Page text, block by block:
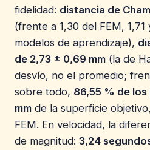
fidelidad: distancia de
(frente a 1,30 del FEM, 1,71
modelos de aprendizaje),
de 2,73 ± 0,69 mm (la de
desvío, no el promedio;
sobre todo, 86,55 % de
mm de la superficie
FEM. En velocidad, la
de magnitud: 3,24